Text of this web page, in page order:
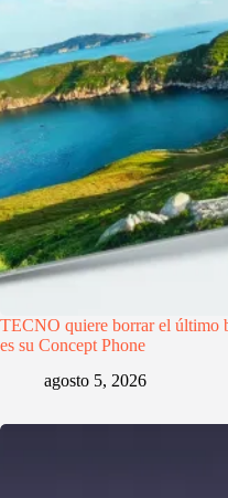
TECNO quiere borrar el último
es su Concept Phone
agosto 5, 2026